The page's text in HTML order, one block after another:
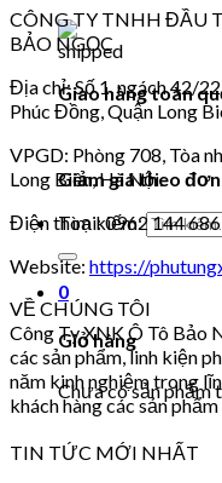
Giao hàng toàn
Giảm giá theo
Tìm kiếm:
0
Giỏ hàng
Chưa có sản phẩm
CÔNG TY TNHH ĐẦU
BẢO NGỌC
Địa chỉ: Số 1, ngách 42/
Phúc Đồng, Quận Long
VPGD: Phòng 708, Tòa
Long Biên, Hà Nội.
Điện thoại: 0962 144 686
Website: https://
VỀ CHÚNG TÔI
Công Ty XNK Ô Tô Bảo
các sản phẩm, linh kiện
năm kinh nghiệm trong
khách hàng các sản
TIN TỨC MỚI NHẤT